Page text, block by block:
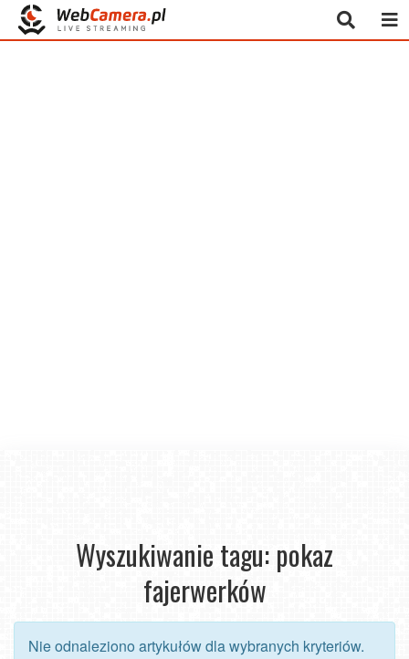
Wyszukiwanie tagu: pokaz
fajerwerków
Nie odnaleziono artykułów dla wybranych kryteriów.